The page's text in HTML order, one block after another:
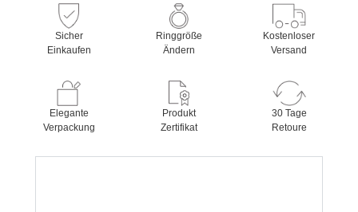
Sicher
Einkaufen
Ringgröße
Ändern
Kostenloser
Versand
Elegante
Verpackung
Produkt
Zertifikat
30 Tage
Retoure